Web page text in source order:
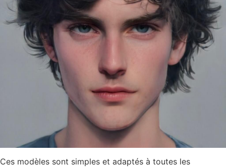
Ces modèles sont simples et adaptés à toutes les